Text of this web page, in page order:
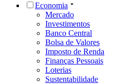
Economia
Mercado
Investimentos
Banco Central
Bolsa de Valores
Imposto de Renda
Finanças Pessoais
Loterias
Sustentabilidade